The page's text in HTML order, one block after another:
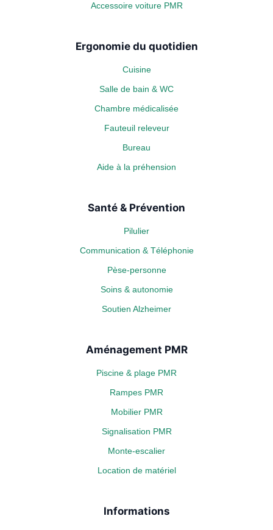
Accessoire voiture PMR
Ergonomie du quotidien
Cuisine
Salle de bain & WC
Chambre médicalisée
Fauteuil releveur
Bureau
Aide à la préhension
Santé & Prévention
Pilulier
Communication & Téléphonie
Pèse-personne
Soins & autonomie
Soutien Alzheimer
Aménagement PMR
Piscine & plage PMR
Rampes PMR
Mobilier PMR
Signalisation PMR
Monte-escalier
Location de matériel
Informations